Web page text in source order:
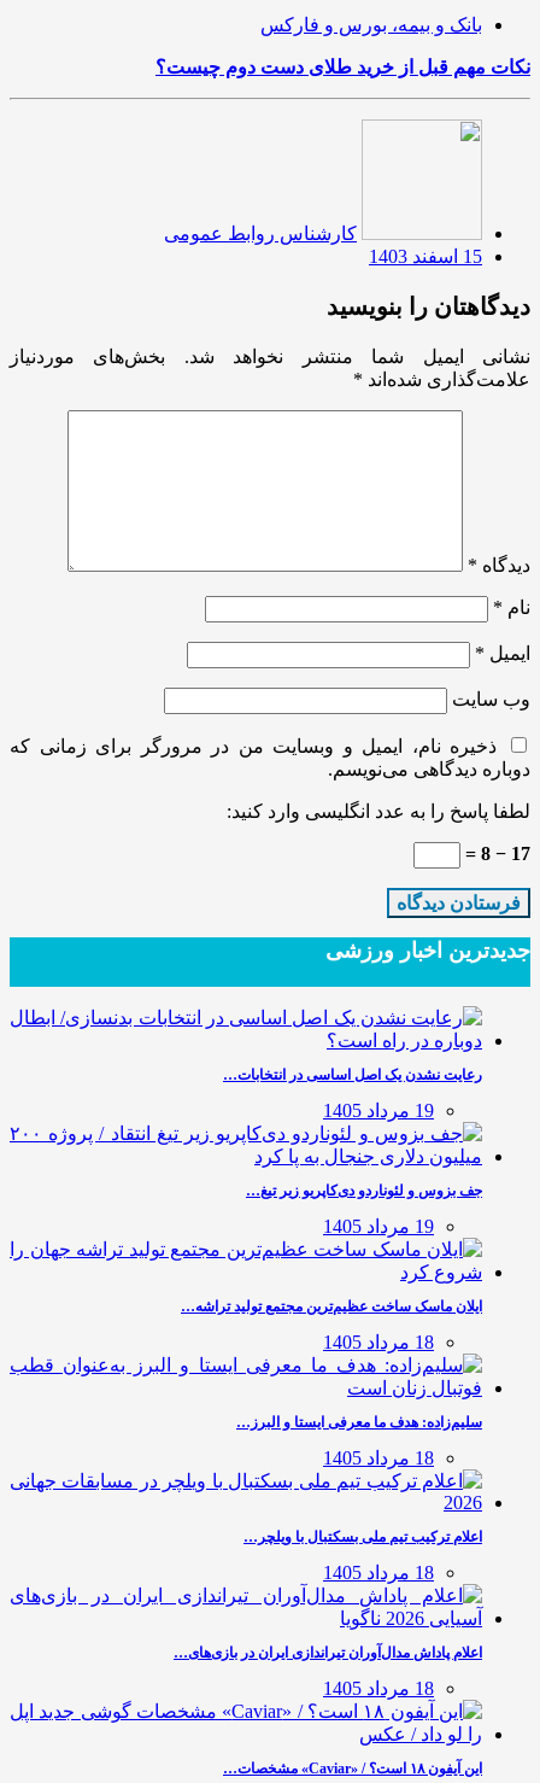
بانک و بیمه، بورس و فارکس
نکات مهم قبل از خرید طلای دست دوم چیست؟
کارشناس روابط عمومی
15 اسفند 1403
دیدگاهتان را بنویسید
نشانی ایمیل شما منتشر نخواهد شد.
بخش‌های موردنیاز
علامت‌گذاری شده‌اند *
دیدگاه *
نام *
ایمیل *
وب‌ سایت
ذخیره نام، ایمیل و وبسایت من در مرورگر برای زمانی که
دوباره دیدگاهی می‌نویسم.
لطفا پاسخ را به عدد انگلیسی وارد کنید:
17 − 8 =
جدیدترین‌ اخبار ورزشی
رعایت نشدن یک اصل اساسی در انتخابات…
19 مرداد 1405
جف بزوس و لئوناردو دی‌کاپریو زیر تیغ…
19 مرداد 1405
ایلان ماسک ساخت عظیم‌ترین مجتمع تولید تراشه…
18 مرداد 1405
سلیم‌زاده: هدف‌ ما معرفی ایستا و البرز…
18 مرداد 1405
اعلام ترکیب تیم ملی بسکتبال با ویلچر…
18 مرداد 1405
اعلام پاداش مدال‌آوران تیراندازی ایران در بازی‌های…
18 مرداد 1405
این آیفون ۱۸ است؟ / «Caviar» مشخصات…